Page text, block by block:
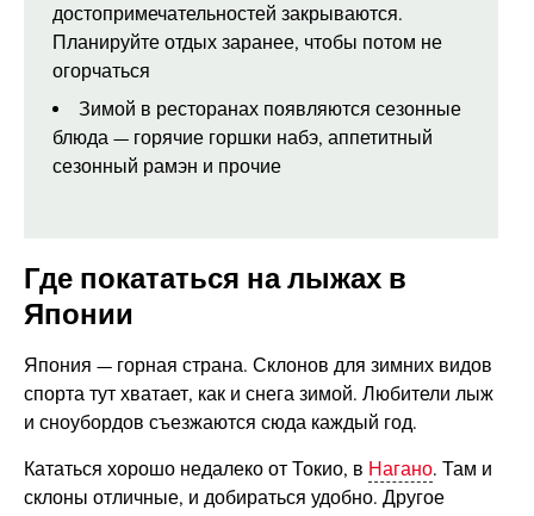
достопримечательностей закрываются.
Планируйте отдых заранее, чтобы потом не
огорчаться
Зимой в ресторанах появляются сезонные
блюда — горячие горшки набэ, аппетитный
сезонный рамэн и прочие
Где покататься на лыжах в
Японии
Япония — горная страна. Склонов для зимних видов
спорта тут хватает, как и снега зимой. Любители лыж
и сноубордов съезжаются сюда каждый год.
Кататься хорошо недалеко от Токио, в Нагано. Там и
склоны отличные, и добираться удобно. Другое